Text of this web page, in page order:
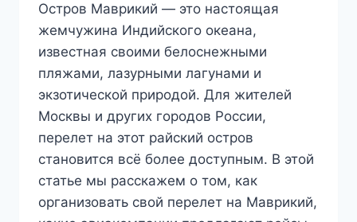
Остров Маврикий — это настоящая
жемчужина Индийского океана,
известная своими белоснежными
пляжами, лазурными лагунами и
экзотической природой. Для жителей
Москвы и других городов России,
перелет на этот райский остров
становится всё более доступным. В этой
статье мы расскажем о том, как
организовать свой перелет на Маврикий,